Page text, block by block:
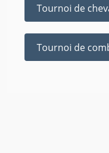
Tournoi de
Tournoi de